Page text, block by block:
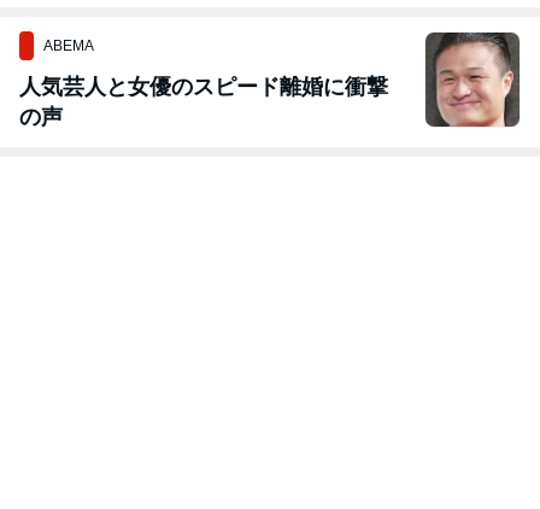
ABEMA
人気芸人と女優のスピード離婚に衝撃
の声